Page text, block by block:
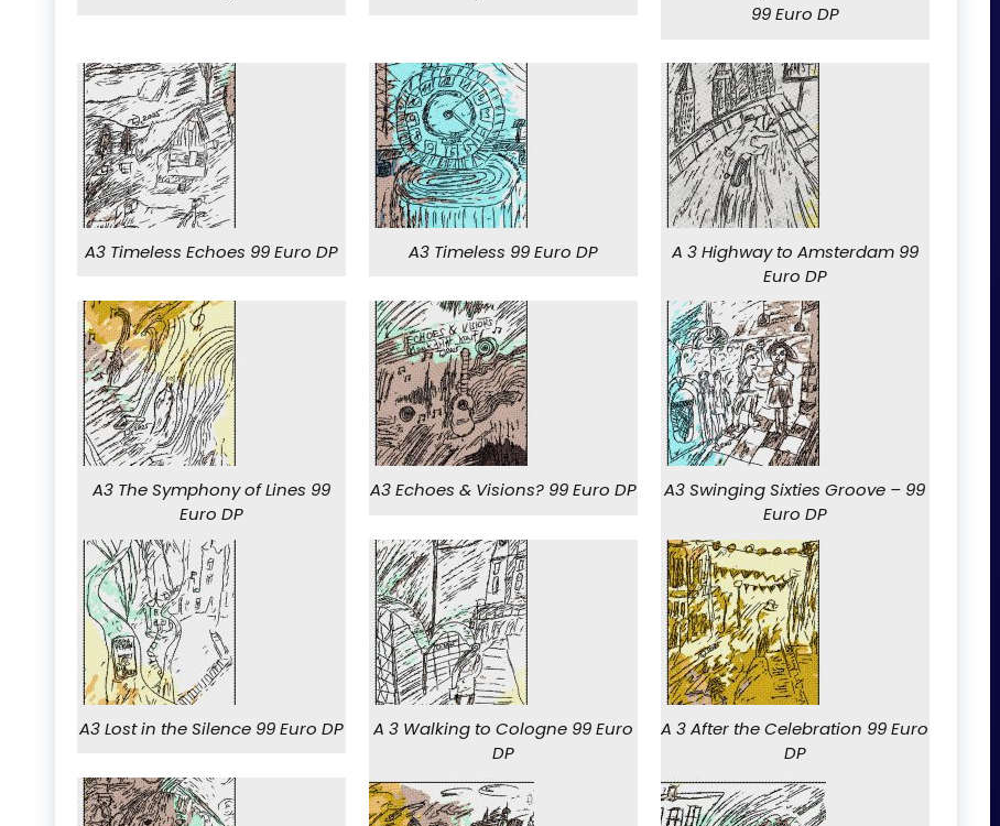
99 Euro DP
A3 Timeless Echoes 99 Euro DP A3 Timeless 99 Euro DP
A 3 Highway to Amsterdam 99
Euro DP
A3 The Symphony of Lines 99
Euro DP
A3 Echoes & Visions? 99 Euro DP
A3 Swinging Sixties Groove – 99
Euro DP
A3 Lost in the Silence 99 Euro DP
A 3 Walking to Cologne 99 Euro
DP
A 3 After the Celebration 99 Euro
DP